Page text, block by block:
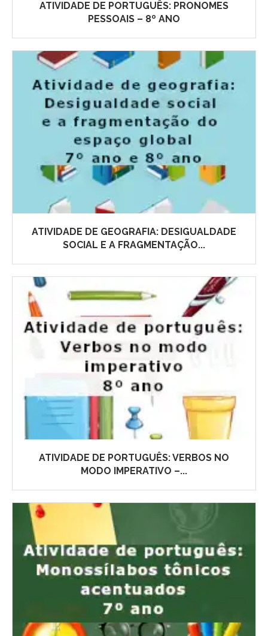
ATIVIDADE DE PORTUGUÊS: PRONOMES
PESSOAIS – 8º ANO
ATIVIDADE DE GEOGRAFIA: DESIGUALDADE
SOCIAL E A FRAGMENTAÇÃO...
ATIVIDADE DE PORTUGUÊS: VERBOS NO
MODO IMPERATIVO –...